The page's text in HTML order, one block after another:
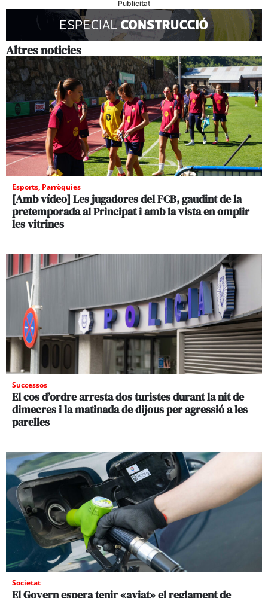
Publicitat
Altres noticies
Esports, Parròquies
[Amb vídeo] Les jugadores del FCB, gaudint de la
pretemporada al Principat i amb la vista en omplir
les vitrines
Successos
El cos d’ordre arresta dos turistes durant la nit de
dimecres i la matinada de dijous per agressió a les
parelles
Societat
El Govern espera tenir «aviat» el reglament de